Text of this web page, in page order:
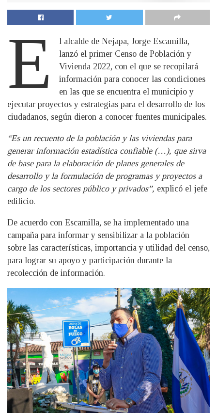
E
l alcalde de Nejapa, Jorge Escamilla,
lanzó el primer Censo de Población y
Vivienda 2022, con el que se recopilará
información para conocer las condiciones
en las que se encuentra el municipio y
ejecutar proyectos y estrategias para el desarrollo de los
ciudadanos, según dieron a conocer fuentes municipales.
“Es un recuento de la población y las viviendas para
generar información estadística confiable (…), que sirva
de base para la elaboración de planes generales de
desarrollo y la formulación de programas y proyectos a
cargo de los sectores público y privados”, explicó el jefe
edilicio.
De acuerdo con Escamilla, se ha implementado una
campaña para informar y sensibilizar a la población
sobre las características, importancia y utilidad del censo,
para lograr su apoyo y participación durante la
recolección de información.